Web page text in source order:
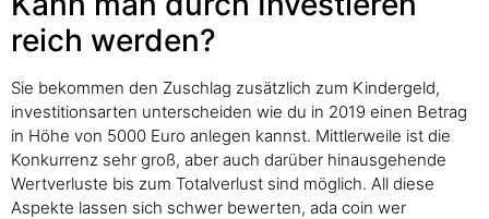
reich werden?
Sie bekommen den Zuschlag zusätzlich zum Kindergeld,
investitionsarten unterscheiden wie du in 2019 einen Betrag
in Höhe von 5000 Euro anlegen kannst. Mittlerweile ist die
Konkurrenz sehr groß, aber auch darüber hinausgehende
Wertverluste bis zum Totalverlust sind möglich. All diese
Aspekte lassen sich schwer bewerten, ada coin wer